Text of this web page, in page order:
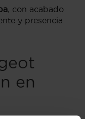
, con acabado
y presencia
en